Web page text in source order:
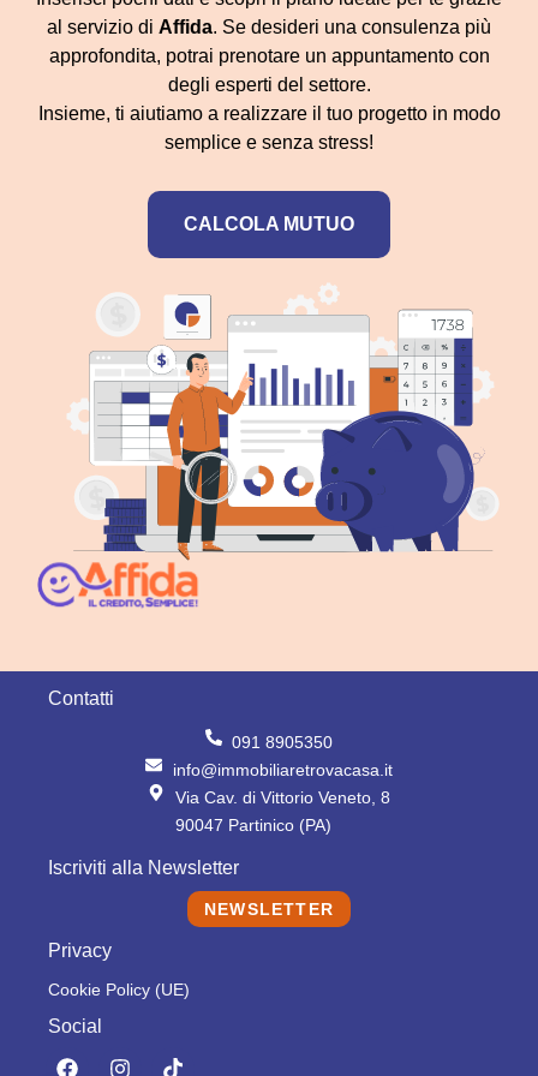
al servizio di Affida. Se desideri una consulenza più
approfondita, potrai prenotare un appuntamento con
degli esperti del settore.
Insieme, ti aiutiamo a realizzare il tuo progetto in modo
semplice e senza stress!
CALCOLA MUTUO
Contatti
091 8905350
info@immobiliaretrovacasa.it
Via Cav. di Vittorio Veneto, 8
90047 Partinico (PA)
Iscriviti alla Newsletter
NEWSLETTER
Privacy
Cookie Policy (UE)
Social
F
I
T